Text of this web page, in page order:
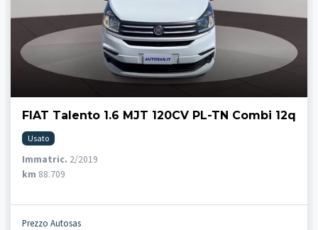
FIAT Talento 1.6 MJT 120CV PL-TN Combi 12q
Usato
Immatric. 2/2019
km 88.709
Prezzo Autosas